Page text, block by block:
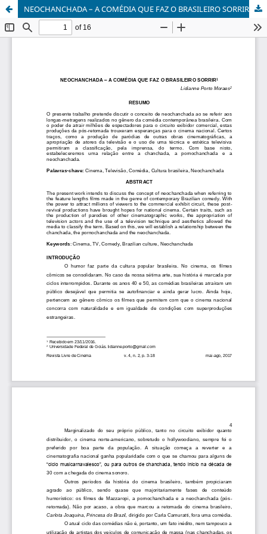
NEOCHANCHADA – A COMÉDIA QUE FAZ O BRASILEIRO SORRIR